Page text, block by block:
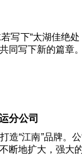
下“太湖佳绝
同写下新的篇章。
分公司
“江南”品牌。
地扩大，强大